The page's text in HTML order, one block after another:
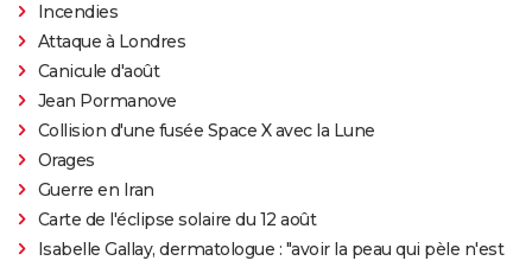
Incendies
Attaque à Londres
Canicule d'août
Jean Pormanove
Collision d'une fusée Space X avec la Lune
Orages
Guerre en Iran
Carte de l'éclipse solaire du 12 août
Isabelle Gallay, dermatologue : "avoir la peau qui pèle n'est